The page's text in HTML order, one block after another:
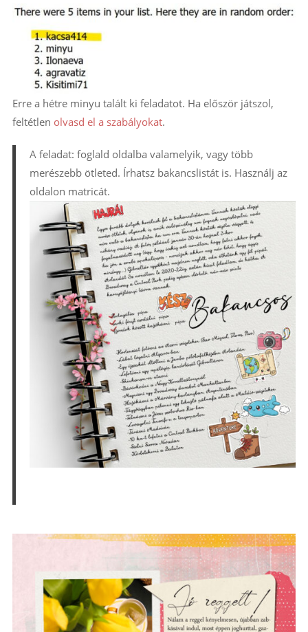
Erre a hétre minyu talált ki feladatot. Ha először játszol,
feltétlen olvasd el a szabályokat.
A feladat: foglald oldalba valamelyik, vagy több
merészebb ötleted. Írhatsz bakancslistát is. Használj az
oldalon matricát.